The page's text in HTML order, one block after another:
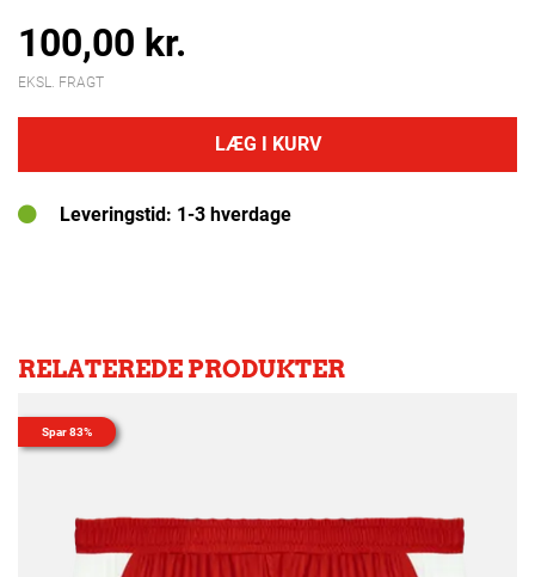
100,00 kr.
EKSL. FRAGT
LÆG I KURV
Leveringstid: 1-3 hverdage
RELATEREDE PRODUKTER
Spar 83%